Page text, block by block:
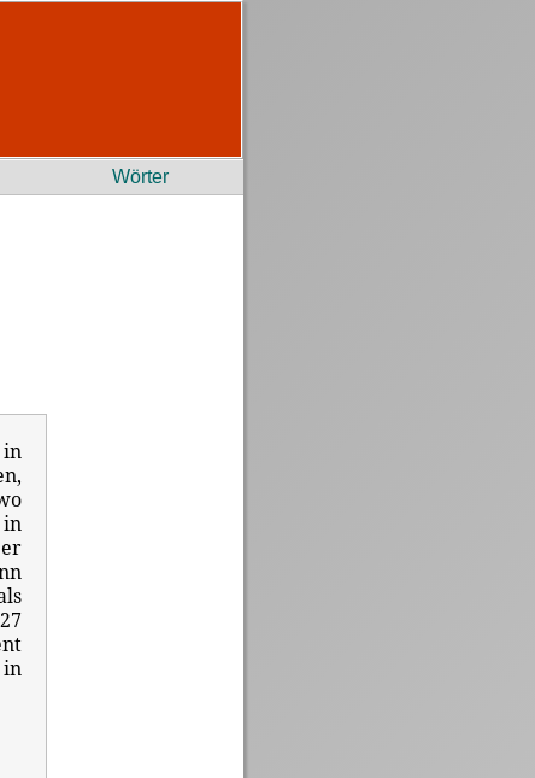
Wörter
in
in